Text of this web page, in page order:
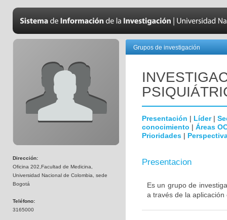
Dirección:
Oficina 202,Facultad de Medicina,
Universidad Nacional de Colombia, sede
Bogotá
Teléfono:
3165000
Grupos de investigación
Presentación | Líder|
conocimiento | Áreas
Prioridades |
Presentacion
Es un grupo de
a través de la